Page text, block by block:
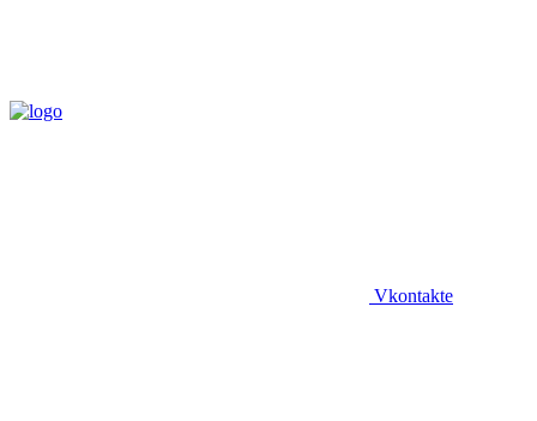
Vkontakte